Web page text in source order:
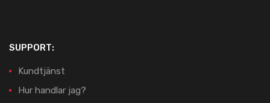
SUPPORT:
Kundtjänst
Hur handlar jag?